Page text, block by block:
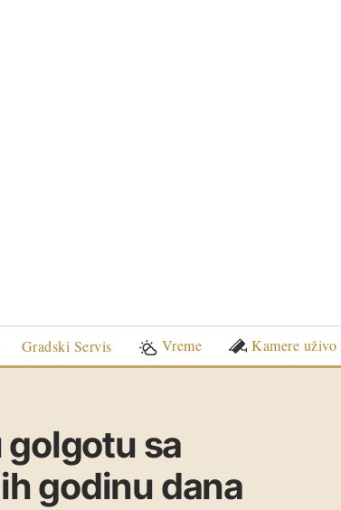
Gradski Servis Vreme Kamere uživo
sa
godinu dana